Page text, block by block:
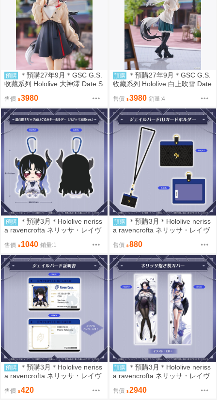
預購
＊預購27年9月＊GSC G.S.
收藏系列 Hololive 大神澪 Date S
售價 3980
預購
＊預購27年9月＊GSC G.S.
收藏系列 Hololive 白上吹雪 Date
售價 3980 銷量:4
預購
＊預購3月＊Hololive neriss
a ravencrofta ネリッサ・レイヴ
吊飾 (8/29結單)
售價 1040 銷量:1
預購
＊預購3月＊Hololive neriss
a ravencrofta ネリッサ・レイヴ
卡套 (8/29結單)
售價 880
預購
＊預購3月＊Hololive neriss
a ravencrofta ネリッサ・レイヴ
套 (8/29結單)
售價 420
預購
＊預購3月＊Hololive neriss
a ravencrofta ネリッサ・レイヴ
套 (8/29結單)
售價 2940